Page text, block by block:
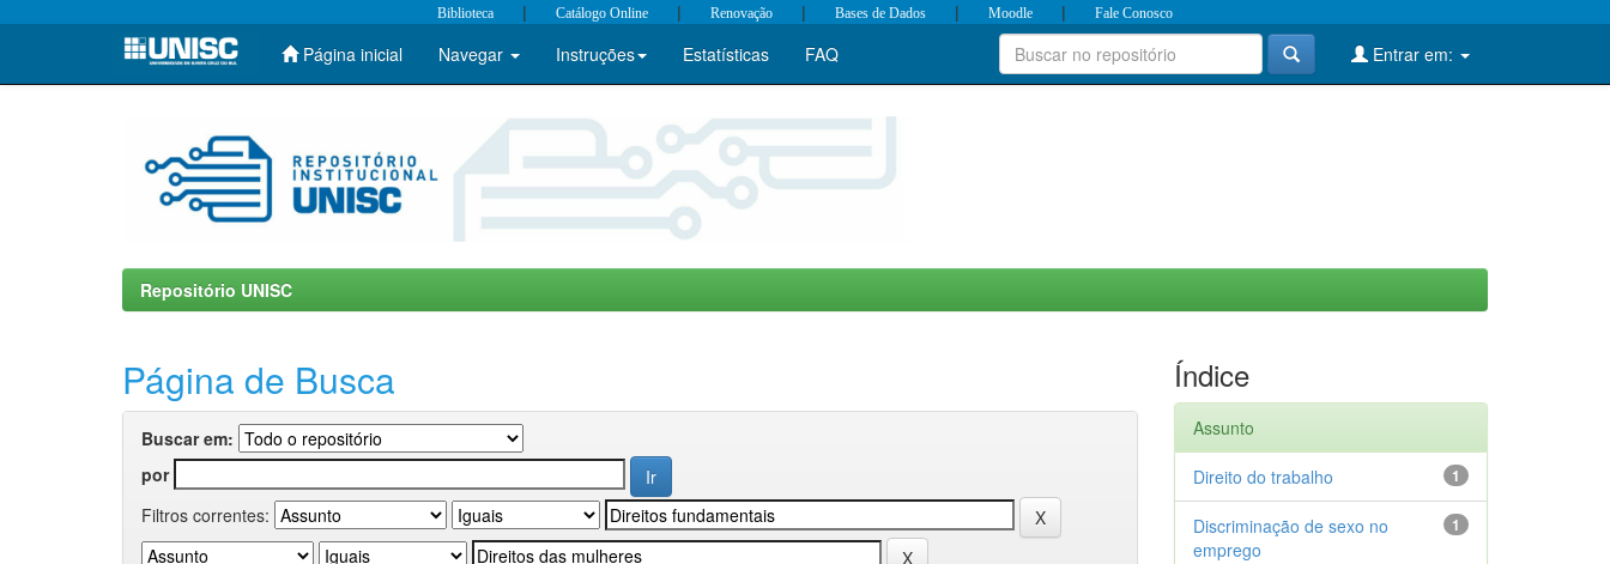
Skip
Biblioteca | Catálogo Online | Renovação | Bases de Dados | Moodle | Fale Conosco
Página inicial Navegar Instruções Estatísticas FAQ Entrar em:
Repositório UNISC
Página de Busca
Buscar em:
por
Filtros correntes:
Índice
Assunto
1
Direito do trabalho
1
Discriminação de sexo no
emprego